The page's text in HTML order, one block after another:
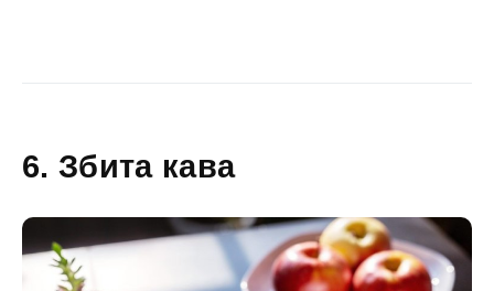
6. Збита кава